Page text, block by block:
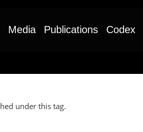
Media Publications Codex
under this tag.